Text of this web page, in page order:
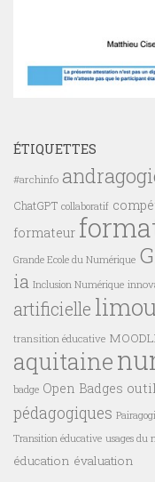
ÉTIQUETTES
#archinfo
ChatGPT collaboratif
formateur
Grande Ecole du Numérique
ia Inclusion Numérique
artificielle
transition éducative
aquitaine
badge Open Badges
pédagogiques
Transition éducative usages du
éducation évaluation